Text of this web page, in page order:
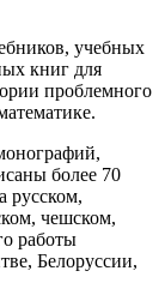
учебных
книг для
проблемного
более 70
русском,
чешском,
работы
Белоруссии,